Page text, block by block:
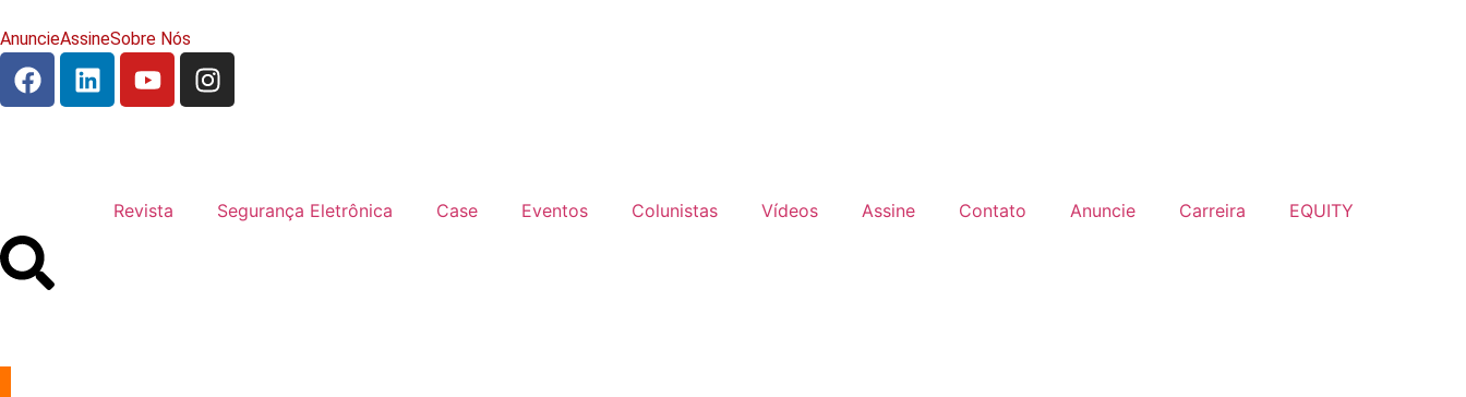
AnuncieAssineSobre Nós
Revista Segurança Eletrônica Case Eventos Colunistas Vídeos Assine Contato Anuncie Carreira EQUITY